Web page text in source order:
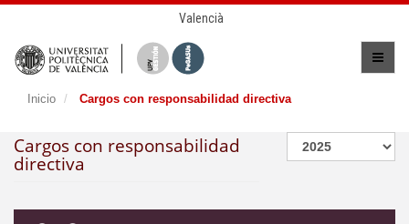
Valencià
Inicio Cargos con responsabilidad directiva
Cargos con responsabilidad
directiva